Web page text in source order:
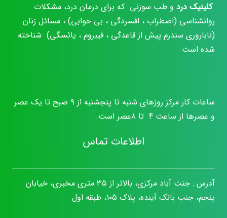
کلینیک درد و طب سوزنی که برای درمان درد، مشکلات
روانشناسی (اضطراب ، افسردگی ، بی خوابی) ، مسائل زنان
(ناباروری سندرم پیش از قاعدگی ، فیبروم ، یائسگی) شناخته
شده است
ساعات کار مرکز روزهای شنبه تا پنجشنبه از ۹ صبح تا یک عصر
و عصرها از ساعت ۴ تا ۸عصر است.
اطلاعات تماس
آدرس : جنت آباد مرکزی، بالاتر از ۳۵ متری مخبری، خیابان
پنجم، جنب بانک آینده، پلاک ۱۰۵، طبقه اول